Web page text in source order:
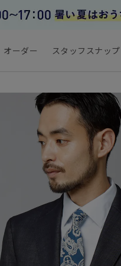
オーダー スタッフスナップ